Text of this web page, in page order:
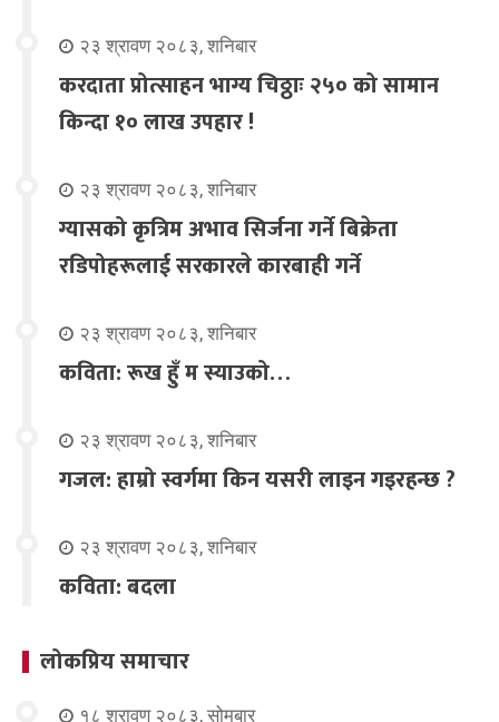
२३ श्रावण २०८३, शनिबार
करदाता प्रोत्साहन भाग्य चिठ्ठाः २५० को सामान
किन्दा १० लाख उपहार !
२३ श्रावण २०८३, शनिबार
ग्यासको कृत्रिम अभाव सिर्जना गर्ने बिक्रेता
रडिपोहरूलाई सरकारले कारबाही गर्ने
२३ श्रावण २०८३, शनिबार
कविता: रूख हुँ म स्याउको…
२३ श्रावण २०८३, शनिबार
गजल: हाम्रो स्वर्गमा किन यसरी लाइन गइरहन्छ ?
२३ श्रावण २०८३, शनिबार
कविता: बदला
लोकप्रिय समाचार
१८ श्रावण २०८३, सोमबार